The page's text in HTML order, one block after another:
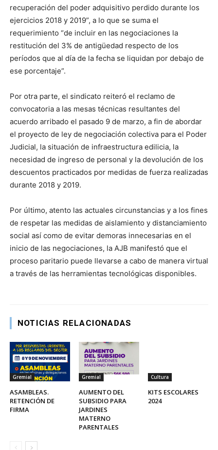
recuperación del poder adquisitivo perdido durante los
ejercicios 2018 y 2019”, a lo que se suma el
requerimiento “de incluir en las negociaciones la
restitución del 3% de antigüedad respecto de los
períodos que al día de la fecha se liquidan por debajo de
ese porcentaje”.
Por otra parte, el sindicato reiteró el reclamo de
convocatoria a las mesas técnicas resultantes del
acuerdo arribado el pasado 9 de marzo, a fin de abordar
el proyecto de ley de negociación colectiva para el Poder
Judicial, la situación de infraestructura edilicia, la
necesidad de ingreso de personal y la devolución de los
descuentos practicados por medidas de fuerza realizadas
durante 2018 y 2019.
Por último, atento las actuales circunstancias y a los fines
de respetar las medidas de aislamiento y distanciamiento
social así como de evitar demoras innecesarias en el
inicio de las negociaciones, la AJB manifestó que el
proceso paritario puede llevarse a cabo de manera virtual
a través de las herramientas tecnológicas disponibles.
NOTICIAS RELACIONADAS
Gremial
ASAMBLEAS.
RETENCIÓN DE
FIRMA
Gremial
AUMENTO DEL
SUBSIDIO PARA
JARDINES
MATERNO
PARENTALES
Cultura
KITS ESCOLARES
2024